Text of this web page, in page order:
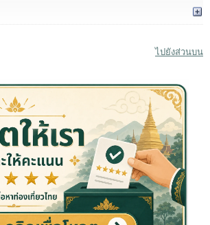
ไปยังส่วนบน